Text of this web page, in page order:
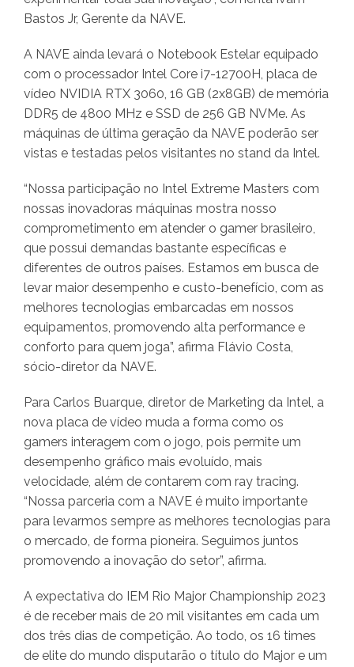
Bastos Jr, Gerente da NAVE.
A NAVE ainda levará o Notebook Estelar equipado
com o processador Intel Core i7-12700H, placa de
vídeo NVIDIA RTX 3060, 16 GB (2x8GB) de memória
DDR5 de 4800 MHz e SSD de 256 GB NVMe. As
máquinas de última geração da NAVE poderão ser
vistas e testadas pelos visitantes no stand da Intel.
“Nossa participação no Intel Extreme Masters com
nossas inovadoras máquinas mostra nosso
comprometimento em atender o gamer brasileiro,
que possui demandas bastante específicas e
diferentes de outros países. Estamos em busca de
levar maior desempenho e custo-benefício, com as
melhores tecnologias embarcadas em nossos
equipamentos, promovendo alta performance e
conforto para quem joga”, afirma Flávio Costa,
sócio-diretor da NAVE.
Para Carlos Buarque, diretor de Marketing da Intel, a
nova placa de vídeo muda a forma como os
gamers interagem com o jogo, pois permite um
desempenho gráfico mais evoluído, mais
velocidade, além de contarem com ray tracing.
“Nossa parceria com a NAVE é muito importante
para levarmos sempre as melhores tecnologias para
o mercado, de forma pioneira. Seguimos juntos
promovendo a inovação do setor”, afirma.
A expectativa do IEM Rio Major Championship 2023
é de receber mais de 20 mil visitantes em cada um
dos três dias de competição. Ao todo, os 16 times
de elite do mundo disputarão o título do Major e um